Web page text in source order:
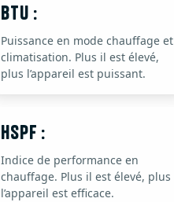
BTU :
Puissance en mode chauffage et
climatisation. Plus il est élevé,
plus l’appareil est puissant.
HSPF :
Indice de performance en
chauffage. Plus il est élevé, plus
l’appareil est efficace.